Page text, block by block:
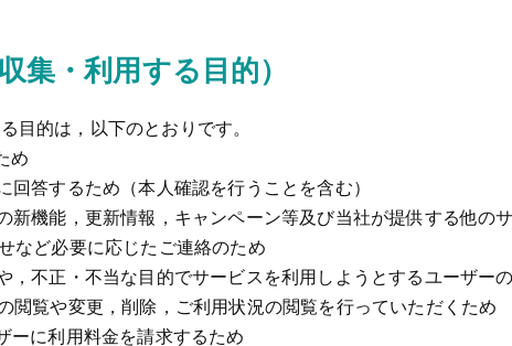
集・利用する目的）
目的は，以下のとおりです。
め
答するため（本人確認を行うことを含む）
新機能，更新情報，キャンペーン等及び当社が提供する他の
など必要に応じたご連絡のため
，不正・不当な目的でサービスを利用しようとするユーザー
閲覧や変更，削除，ご利用状況の閲覧を行っていただくため
ーに利用料金を請求するため